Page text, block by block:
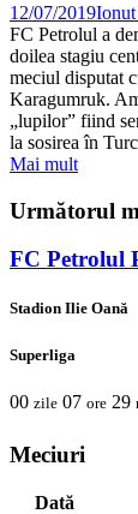
12/07/2019Ionut
FC Petrolul a
doilea stagiu
meciul disputat
Karagumruk.
„lupilor” fiind
la sosirea în
Mai mult
Următorul
FC Petrolul
Stadion Ilie Oană
Superliga
00 zile 07 ore 29
Meciuri
Dată